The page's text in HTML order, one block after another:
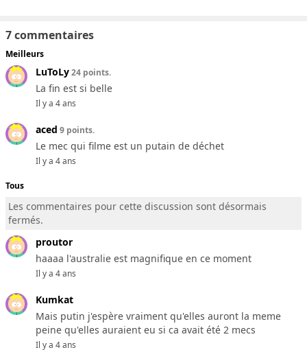
7 commentaires
Meilleurs
LuToLy24 points.
La fin est si belle
Il y a 4 ans
aced 9 points.
Le mec qui filme est un putain de déchet
Il y a 4 ans
Tous
Les commentaires pour cette discussion sont désormais
fermés.
proutor
haaaa l'australie est magnifique en ce moment
Il y a 4 ans
Kumkat
Mais putin j'espère vraiment qu'elles auront la meme
peine qu'elles auraient eu si ca avait été 2 mecs
Il y a 4 ans